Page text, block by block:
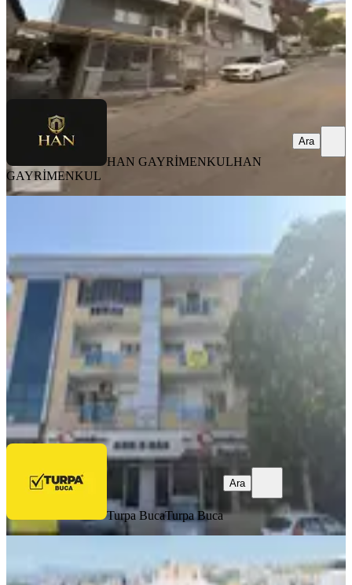
HAN GAYRİMENKUL HAN GAYRİMENKUL
Ara
HAN GAYRİMENKULHAN
GAYRİMENKUL
Ara
Atatürk Mahallesi'nde Satılık 3+1
Cadde Üzeri, Asansörlü, Arakat
2. Kat ·
6.950.000 ₺
Turpa Buca Turpa Buca
Ara
Turpa BucaTurpa Buca
Ara
Buca Hoca Ahmet Yesevi Caddesi Site
İçi Ara Kat Doğalgazlı Daire